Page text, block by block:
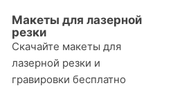
содержимому
Макеты для лазерной
резки
Скачайте макеты для
лазерной резки и
гравировки бесплатно